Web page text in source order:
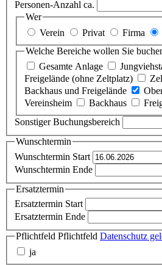
Personen-Anzahl ca.
Wer
Verein
Privat Firma
Welche Bereiche wollen Sie
Gesamte Anlage
Freigelände (ohne Zeltplatz)
Backhaus und Freigelände
Vereinsheim
Backhaus
Sonstiger Buchungsbereich
Wunschtermin
Wunschtermin Start
Wunschtermin Ende
Ersatztermin
Ersatztermin Start
Ersatztermin Ende
Pflichtfeld Pflichtfeld Datenschutz
ja